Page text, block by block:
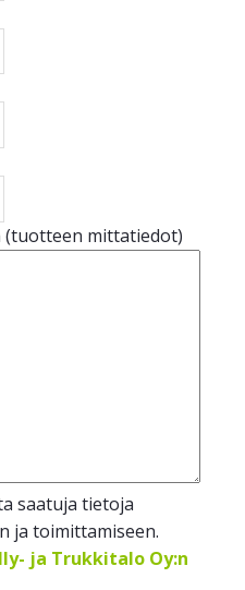
mittatiedot)
saatuja tietoja
ja toimittamiseen.
ja Trukkitalo Oy:n